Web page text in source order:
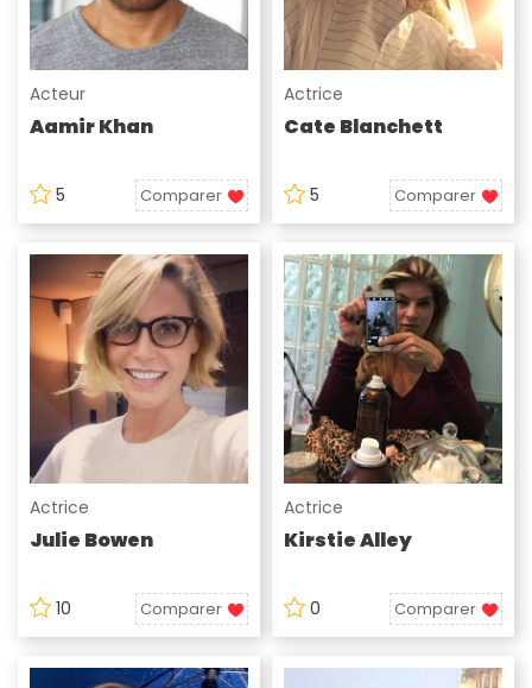
Acteur
Aamir Khan
5 Comparer
Actrice
Cate Blanchett
5 Comparer
Actrice
Julie Bowen
10 Comparer
Actrice
Kirstie Alley
0 Comparer